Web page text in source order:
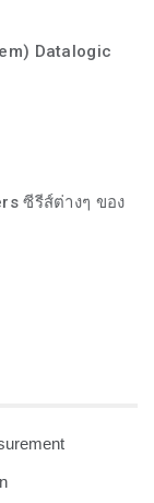
Datalogic
ซีรีส์ต่างๆ ของ